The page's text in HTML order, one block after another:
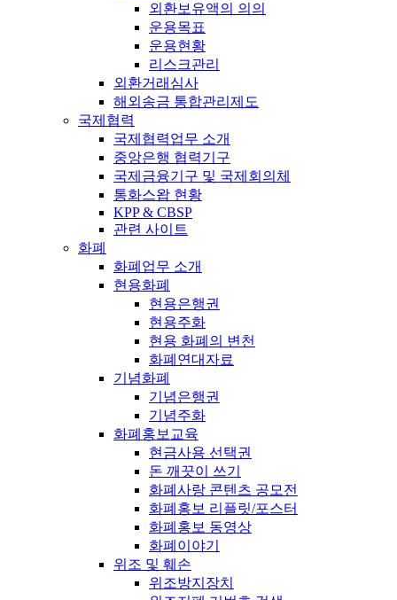
외환보유액의 의의
운용목표
운용현황
리스크관리
외환거래심사
해외송금 통합관리제도
국제협력
국제협력업무 소개
중앙은행 협력기구
국제금융기구 및 국제회의체
통화스왑 현황
KPP & CBSP
관련 사이트
화폐
화폐업무 소개
현용화폐
현용은행권
현용주화
현용 화폐의 변천
화폐연대자료
기념화폐
기념은행권
기념주화
화폐홍보교육
현금사용 선택권
돈 깨끗이 쓰기
화폐사랑 콘텐츠 공모전
화폐홍보 리플릿/포스터
화폐홍보 동영상
화폐이야기
위조 및 훼손
위조방지장치